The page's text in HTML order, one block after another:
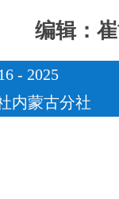
编辑：
- 2025
内蒙古分社